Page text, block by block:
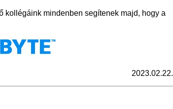
kollégáink mindenben segítenek majd, hogy a
2023.02.22.